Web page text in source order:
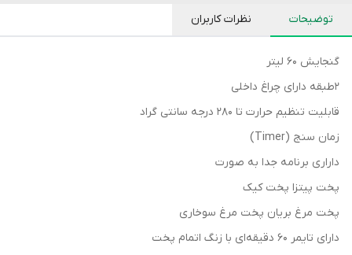
توضیحات نظرات کاربران
گنجایش 60 لیتر
2طبقه دارای چراغ داخلی
قابلیت تنظیم حرارت تا 280 درجه سانتی گراد
زمان سنج (Timer)
داراری برنامه جدا به صورت
پخت پیتزا پخت کیک
پخت مرغ بریان پخت مرغ سوخاری
دارای تایمر 60 دقیقه‌ای با زنگ اتمام پخت